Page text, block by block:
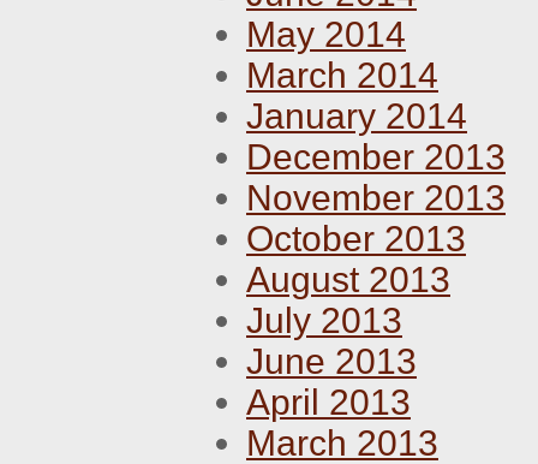
May 2014
March 2014
January 2014
December 2013
November 2013
October 2013
August 2013
July 2013
June 2013
April 2013
March 2013